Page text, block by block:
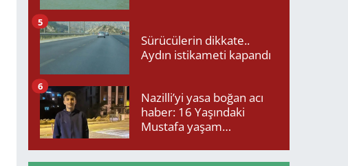
Sürücülerin dikkate..
Aydın istikameti kapandı
5
Nazilli’yi yasa boğan acı
haber: 16 Yaşındaki
Mustafa yaşam
6